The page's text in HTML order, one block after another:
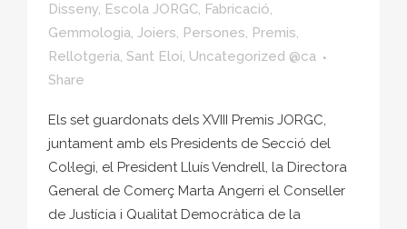
Disseny, Escola JORGC, Fabricació,
Gemmologia, Joiers, Persones, Premis,
Rellotgeria, Sant Eloi, Uncategorized @ca
Share
Els set guardonats dels XVIII Premis JORGC,
juntament amb els Presidents de Secció del
Col·legi, el President Lluís Vendrell, la Directora
General de Comerç Marta Angerri el Conseller
de Justícia i Qualitat Democràtica de la